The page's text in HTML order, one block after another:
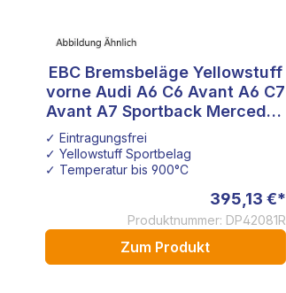
EBC Bremsbeläge Yellowstuff
vorne Audi A6 C6 Avant A6 C7
Avant A7 Sportback Mercedes
Benz AMG 63 S
✓ Eintragungsfrei
✓ Yellowstuff Sportbelag
✓ Temperatur bis 900°C
395,13 €*
Produktnummer: DP42081R
Zum Produkt